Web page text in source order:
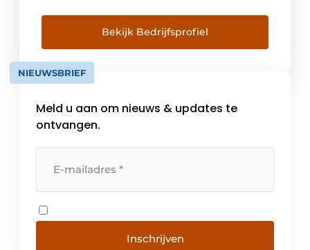
het resultaat zijn van voortdurende
innovatie. Dat merkt u aan de technische
mogelijkheden, de ongekende flexibiliteit
en het alom gewaardeerde gebruiksgemak
van onze systemen. Niet […]
Bekijk Bedrijfsprofiel
NIEUWSBRIEF
Meld u aan om nieuws & updates te
ontvangen.
Inschrijven